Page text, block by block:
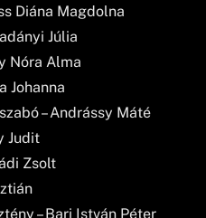
Diána Magdolna
Júlia
Nóra Alma
Johanna
– Andrássy Máté
Judit
Zsolt
– Bari István Péter